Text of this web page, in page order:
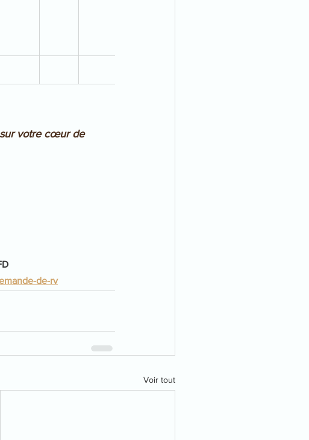
sur votre cœur de
de-rv
Voir tout